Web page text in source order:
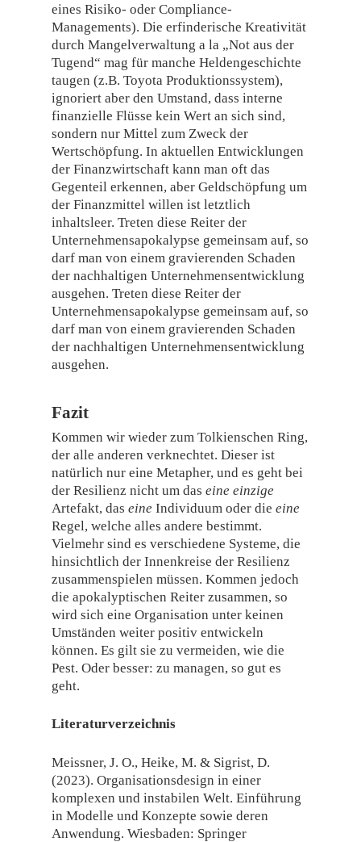
eines Risiko- oder Compliance-
Managements). Die erfinderische Kreativität
durch Mangelverwaltung a la „Not aus der
Tugend“ mag für manche Heldengeschichte
taugen (z.B. Toyota Produktionssystem),
ignoriert aber den Umstand, dass interne
finanzielle Flüsse kein Wert an sich sind,
sondern nur Mittel zum Zweck der
Wertschöpfung. In aktuellen Entwicklungen
der Finanzwirtschaft kann man oft das
Gegenteil erkennen, aber Geldschöpfung um
der Finanzmittel willen ist letztlich
inhaltsleer. Treten diese Reiter der
Unternehmensapokalypse gemeinsam auf, so
darf man von einem gravierenden Schaden
der nachhaltigen Unternehmensentwicklung
ausgehen. Treten diese Reiter der
Unternehmensapokalypse gemeinsam auf, so
darf man von einem gravierenden Schaden
der nachhaltigen Unternehmensentwicklung
ausgehen.
Fazit
Kommen wir wieder zum Tolkienschen Ring,
der alle anderen verknechtet. Dieser ist
natürlich nur eine Metapher, und es geht bei
der Resilienz nicht um daseine einzige
Artefakt, daseine Individuum oder dieeine
Regel, welche alles andere bestimmt.
Vielmehr sind es verschiedene Systeme, die
hinsichtlich der Innenkreise der Resilienz
zusammenspielen müssen. Kommen jedoch
die apokalyptischen Reiter zusammen, so
wird sich eine Organisation unter keinen
Umständen weiter positiv entwickeln
können. Es gilt sie zu vermeiden, wie die
Pest. Oder besser: zu managen, so gut es
geht.
Literaturverzeichnis
Meissner, J. O., Heike, M. & Sigrist, D.
(2023). Organisationsdesign in einer
komplexen und instabilen Welt. Einführung
in Modelle und Konzepte sowie deren
Anwendung. Wiesbaden: Springer